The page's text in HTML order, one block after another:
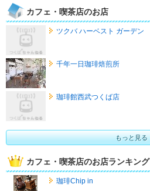
カフェ・喫茶店のお店
ツクバ ハーベスト ガーデン
千年一日珈琲焙煎所
珈琲館西武つくば店
もっと見る
カフェ・喫茶店のお店ランキング
珈琲Chip in